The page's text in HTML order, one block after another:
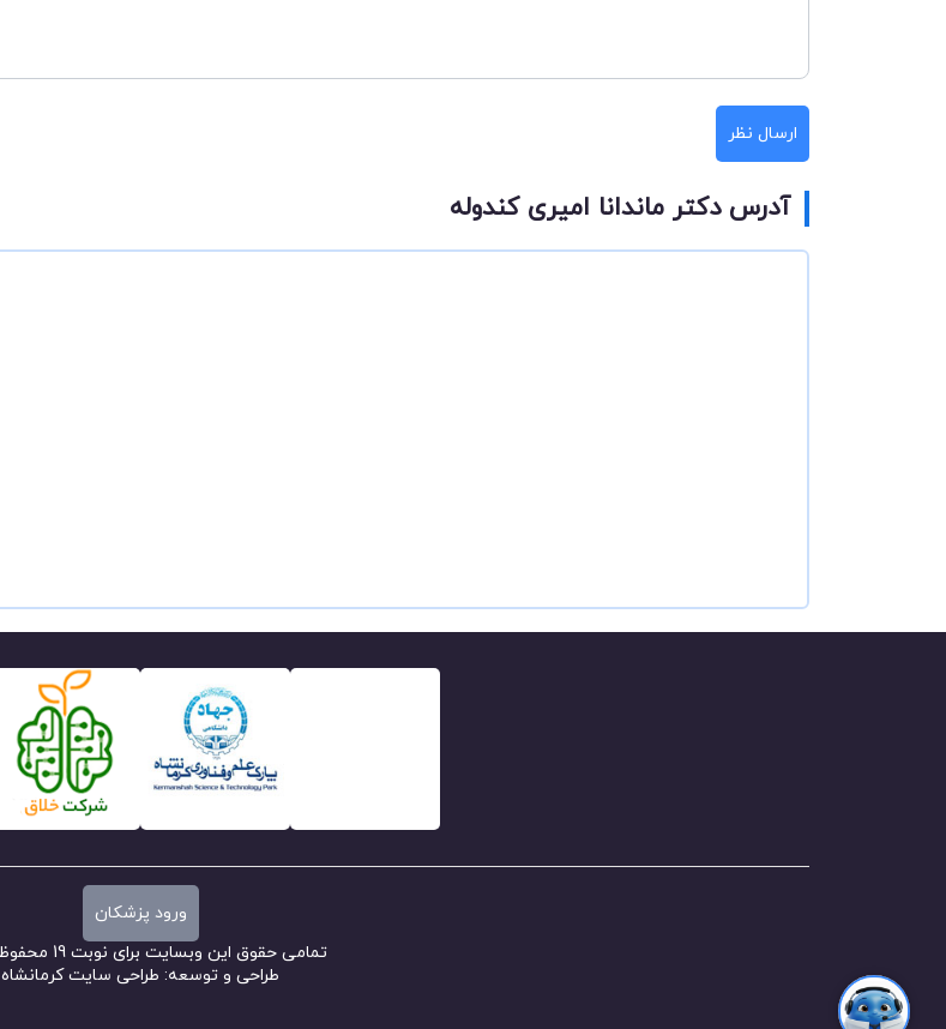
ارسال نظر
آدرس دکتر ماندانا امیری کندوله
ورود پزشکان
تمامی حقوق این وبسایت برای نوبت 19 محفوظ است.
طراحی و توسعه: طراحی سایت کرمانشاه